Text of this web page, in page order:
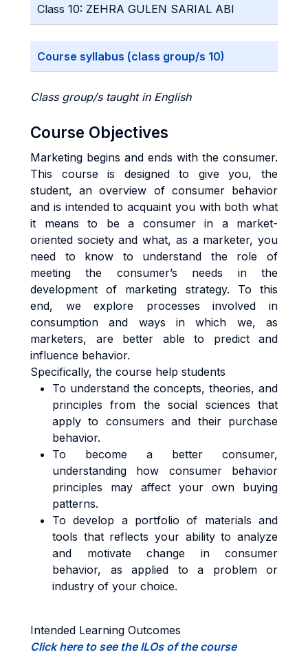
Class 10: ZEHRA GULEN SARIAL ABI
Course syllabus (class group/s 10)
Class group/s taught in English
Course Objectives
Marketing begins and ends with the consumer.
This course is designed to give you, the
student, an overview of consumer behavior
and is intended to acquaint you with both what
it means to be a consumer in a market-
oriented society and what, as a marketer, you
need to know to understand the role of
meeting the consumer’s needs in the
development of marketing strategy. To this
end, we explore processes involved in
consumption and ways in which we, as
marketers, are better able to predict and
influence behavior.
Specifically, the course help students
To understand the concepts, theories, and
principles from the social sciences that
apply to consumers and their purchase
behavior.
To become a better consumer,
understanding how consumer behavior
principles may affect your own buying
patterns.
To develop a portfolio of materials and
tools that reflects your ability to analyze
and motivate change in consumer
behavior, as applied to a problem or
industry of your choice.
Intended Learning Outcomes
Click here to see the ILOs of the course